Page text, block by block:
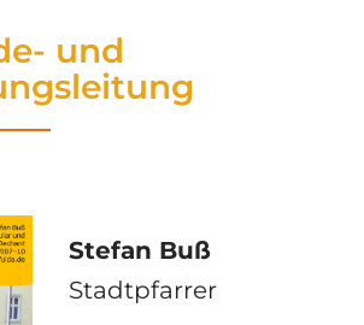
und
Stefan Buß
Stadtpfarrer